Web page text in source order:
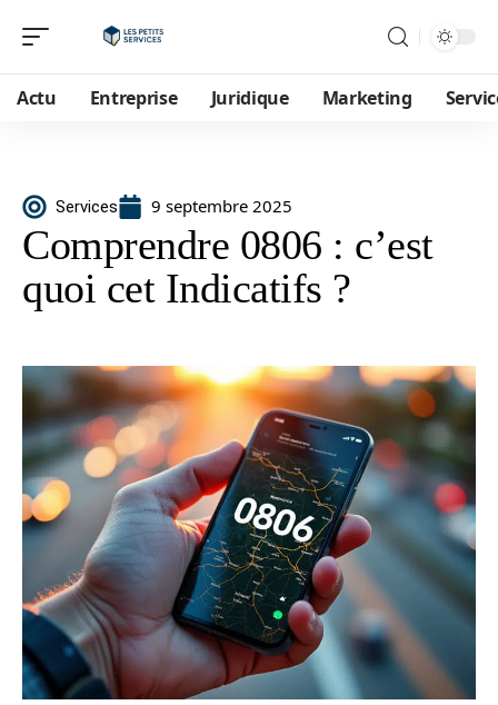
Actu Entreprise Juridique Marketing
Services 9 septembre 2025
Comprendre 0806 : c’est
quoi cet Indicatifs ?